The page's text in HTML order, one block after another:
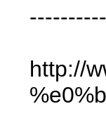
http://